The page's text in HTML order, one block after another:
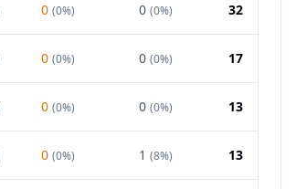
0 (0%) 0 (0%) 32
0 (0%) 0 (0%) 17
0 (0%) 0 (0%) 13
0 (0%) 1 (8%) 13